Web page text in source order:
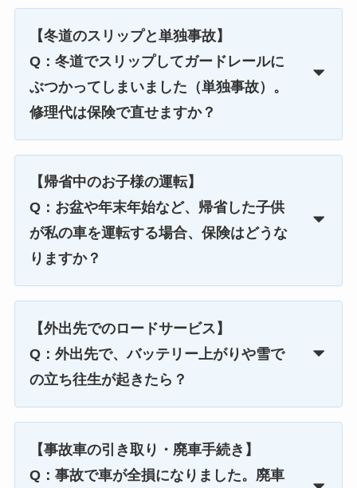
【冬道のスリップと単独事故】
Q：冬道でスリップしてガードレールに
ぶつかってしまいました（単独事故）。
修理代は保険で直せますか？
【帰省中のお子様の運転】
Q：お盆や年末年始など、帰省した子供
が私の車を運転する場合、保険はどうな
りますか？
【外出先でのロードサービス】
Q：外出先で、バッテリー上がりや雪で
の立ち往生が起きたら？
【事故車の引き取り・廃車手続き】
Q：事故で車が全損になりました。廃車